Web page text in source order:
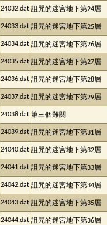
24032.dat 詛咒的迷宮地下第24層
24033.dat 詛咒的迷宮地下第25層
24034.dat 詛咒的迷宮地下第26層
24035.dat 詛咒的迷宮地下第27層
24036.dat 詛咒的迷宮地下第28層
24037.dat 詛咒的迷宮地下第29層
24038.dat 第三個難關
24039.dat 詛咒的迷宮地下第31層
24040.dat 詛咒的迷宮地下第32層
24041.dat 詛咒的迷宮地下第33層
24042.dat 詛咒的迷宮地下第34層
24043.dat 詛咒的迷宮地下第35層
24044.dat 詛咒的迷宮地下第36層